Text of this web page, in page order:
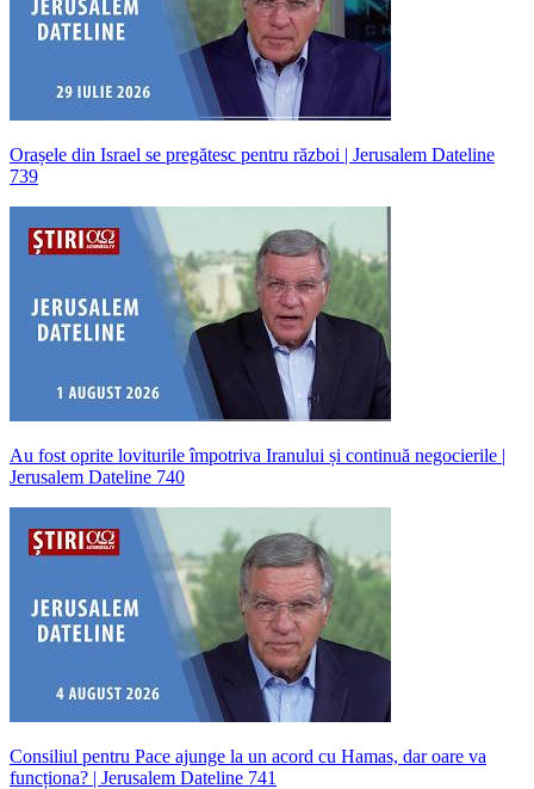
Orașele din Israel se pregătesc pentru război | Jerusalem Dateline
739
Au fost oprite loviturile împotriva Iranului și continuă negocierile |
Jerusalem Dateline 740
Consiliul pentru Pace ajunge la un acord cu Hamas, dar oare va
funcționa? | Jerusalem Dateline 741